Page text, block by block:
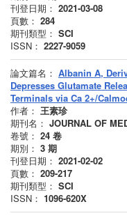
刊登日期： 2021-03-08
頁數： 284
期刊類型： SCI
ISSN： 2227-9059
論文篇名： Albanin A,
Depresses Glutamate
Terminals via Ca 2+/
作者： 王素珍
期刊名： JOURNAL OF
卷號： 24 卷
期別： 3 期
刊登日期： 2021-02-02
頁數： 209-217
期刊類型： SCI
ISSN： 1096-620X